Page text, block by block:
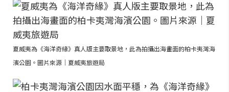
夏威夷為《海洋奇緣》真人版主要取景地，此為拍攝出海畫面的柏卡夷灣海
濱公園。圖片來源｜夏威夷旅遊局